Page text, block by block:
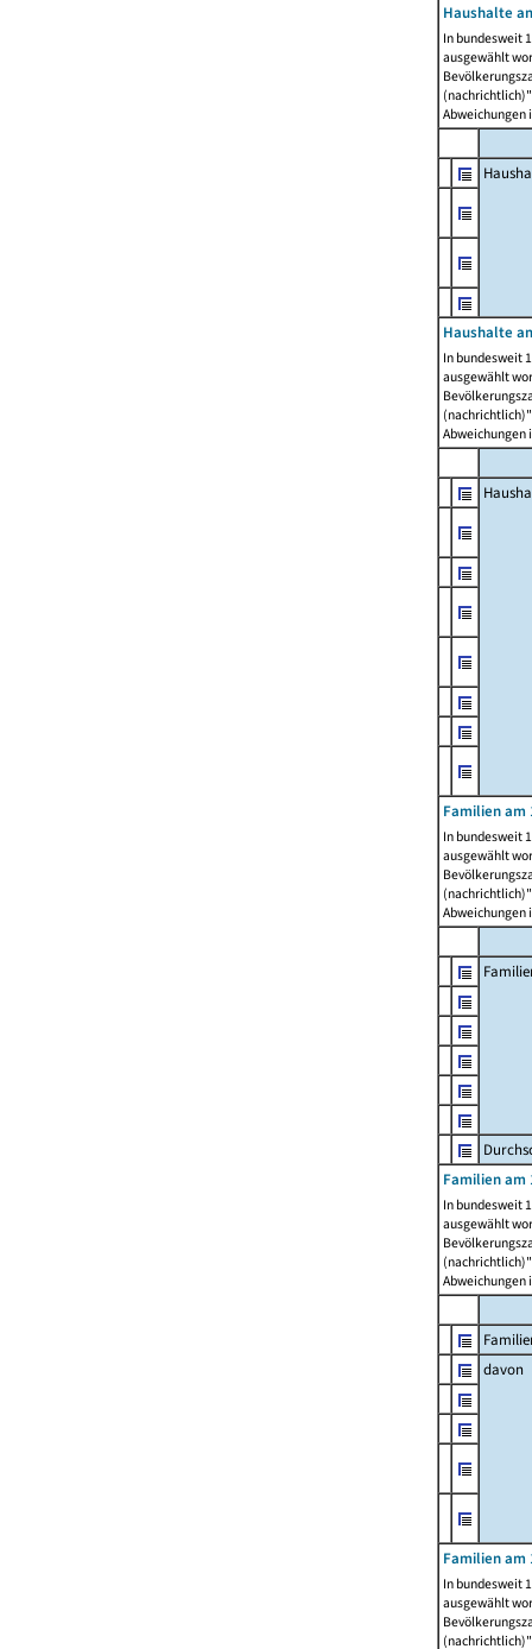
Haushalte
In bundesweit
ausgewählt
Abweichungen
Haushalte
In bundesweit
ausgewählt
Abweichungen
Familien am
In bundesweit
ausgewählt
Abweichungen
Familien am
In bundesweit
ausgewählt
Abweichungen
davon
Familien am
In bundesweit
ausgewählt